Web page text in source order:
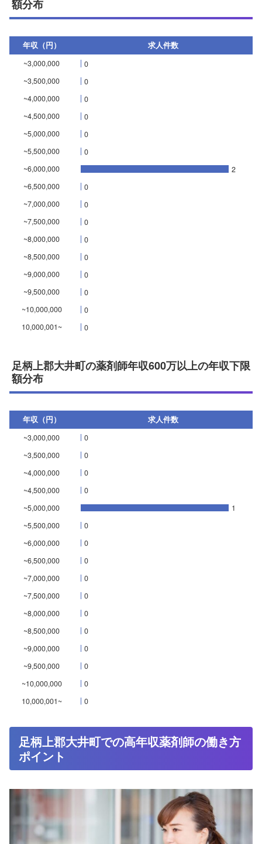
額分布
年収（円）
求人件数
~3,000,000
0
~3,500,000
0
~4,000,000
0
~4,500,000
0
~5,000,000
0
~5,500,000
0
~6,000,000
2
~6,500,000
0
~7,000,000
0
~7,500,000
0
~8,000,000
0
~8,500,000
0
~9,000,000
0
~9,500,000
0
~10,000,000
0
10,000,001~
0
足柄上郡大井町の薬剤師年収600万以上の年収下限
額分布
年収（円）
求人件数
~3,000,000
0
~3,500,000
0
~4,000,000
0
~4,500,000
0
~5,000,000
1
~5,500,000
0
~6,000,000
0
~6,500,000
0
~7,000,000
0
~7,500,000
0
~8,000,000
0
~8,500,000
0
~9,000,000
0
~9,500,000
0
~10,000,000
0
10,000,001~
0
足柄上郡大井町での高年収薬剤師の働き方
ポイント